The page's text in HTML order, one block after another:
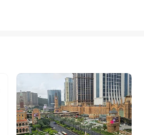
달고 맛있기 때
커피마시면 화장
죄송 ) ​ 이게 반복
에 있는 카페를 방
답니다. ​ 오늘 소개
즈호텔 ( ..